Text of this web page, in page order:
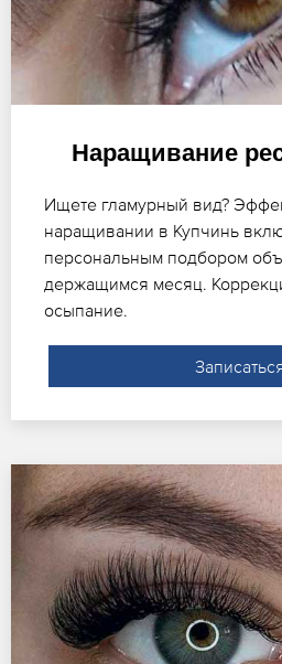
Наращивание
Ищете гламурный вид?
наращивании в Купчинь
персональным подбором
держащимся месяц.
осыпание.